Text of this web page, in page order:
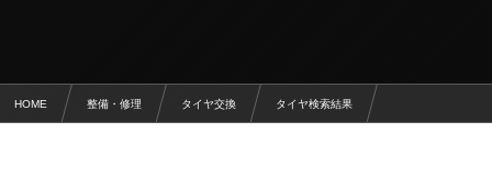
HOME 整備・修理 タイヤ交換 タイヤ検索結果